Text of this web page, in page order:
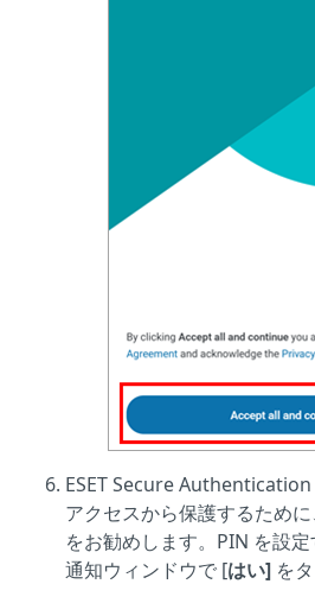
ESET Secure
アクセスから保護するため
をお勧めします。PIN を設
通知ウィンドウで [はい] を